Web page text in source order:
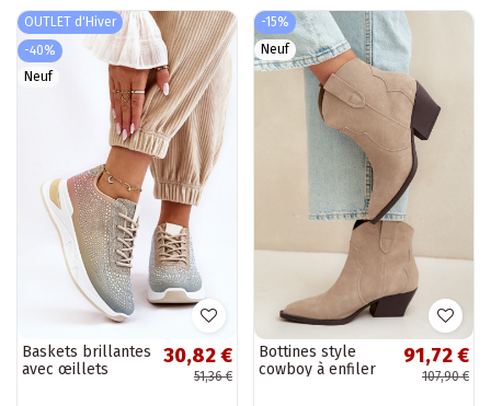
OUTLET d'Hiver
-40%
Neuf
Baskets brillantes
avec œillets
30,82 €
51,36 €
-15%
Neuf
Bottines style
cowboy à enfiler
91,72 €
107,90 €